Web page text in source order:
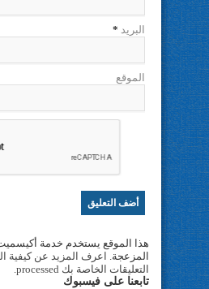
البريد *
الموقع
هذا الموقع يستخدم خدمة أكيسميت
المزعجة. اعرف المزيد عن كيفية
التعليقات الخاصة بك processed
.
تابعنا على فيسبوك